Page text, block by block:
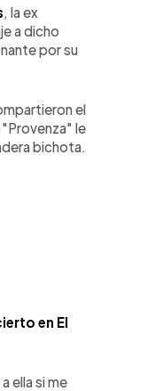
, la ex
a dicho
por su
el
le
bichota.
en El
ella si me